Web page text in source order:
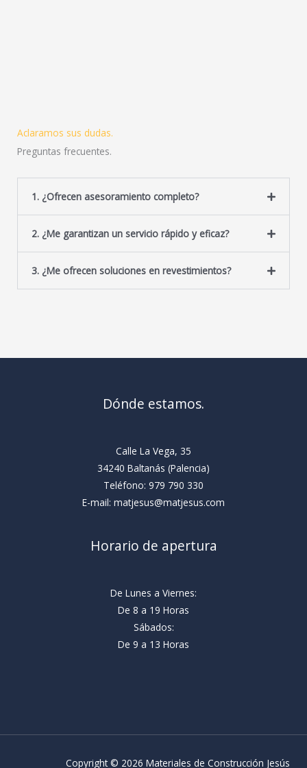
Aclaramos sus dudas.
Preguntas frecuentes.
1. ¿Ofrecen asesoramiento completo?
2. ¿Me garantizan un servicio rápido y eficaz?
3. ¿Me ofrecen soluciones en revestimientos?
Dónde estamos.
Calle La Vega, 35
34240 Baltanás (Palencia)
Teléfono: 979 790 330
E-mail: matjesus@matjesus.com
Horario de apertura
De Lunes a Viernes:
De 8 a 19 Horas
Sábados:
De 9 a 13 Horas
Copyright © 2026 Materiales de Construcción Jesús